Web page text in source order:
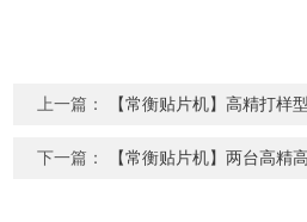
上一篇： 【常衡贴片机】高精打样型
下一篇： 【常衡贴片机】两台高精高速模